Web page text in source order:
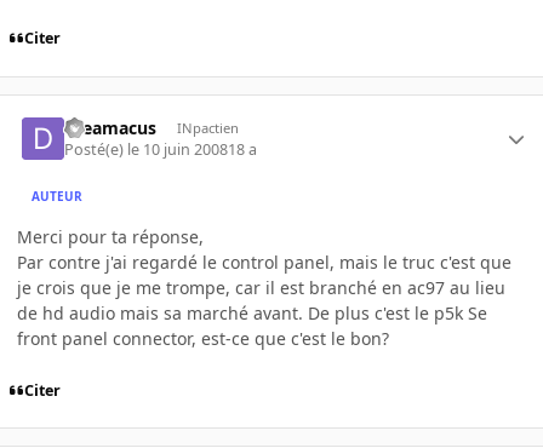
Citer
dreamacus INpactien
Posté(e) le 10 juin 200818 a
AUTEUR
Merci pour ta réponse,
Par contre j'ai regardé le control panel, mais le truc c'est que
je crois que je me trompe, car il est branché en ac97 au lieu
de hd audio mais sa marché avant. De plus c'est le p5k Se
front panel connector, est-ce que c'est le bon?
Citer